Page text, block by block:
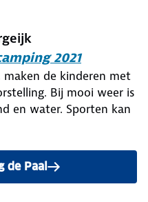
2021
de kinderen met
Bij mooi weer is
en water. Sporten kan
de Paal